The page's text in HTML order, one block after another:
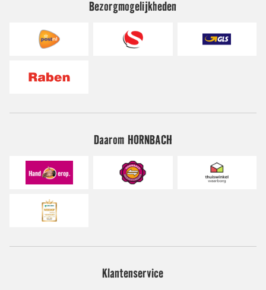
Bezorgmogelijkheden
Daarom HORNBACH
Klantenservice